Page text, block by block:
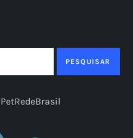
PESQUISAR